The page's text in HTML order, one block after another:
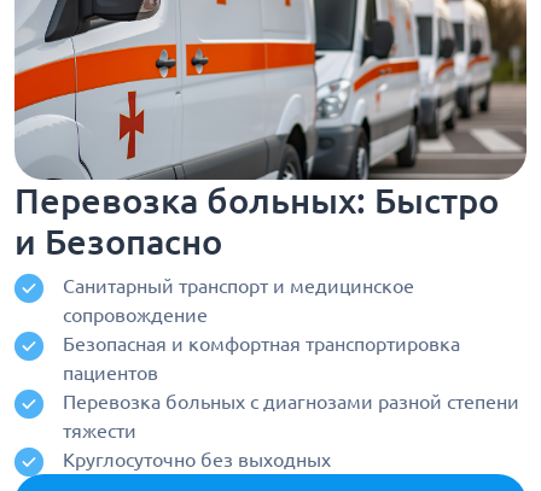
Перевозка больных: Быстро
и Безопасно
Санитарный транспорт и медицинское
сопровождение
Безопасная и комфортная транспортировка
пациентов
Перевозка больных с диагнозами разной степени
тяжести
Круглосуточно без выходных